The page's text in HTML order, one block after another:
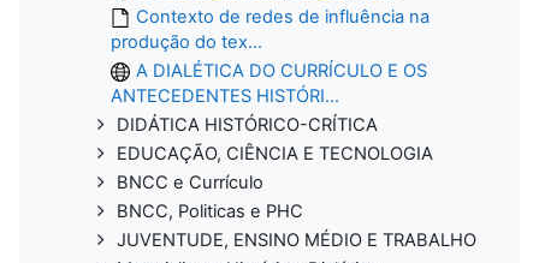
Contexto de redes de influência na
produção do tex...
A DIALÉTICA DO CURRÍCULO E OS
ANTECEDENTES HISTÓRI...
DIDÁTICA HISTÓRICO-CRÍTICA
EDUCAÇÃO, CIÊNCIA E TECNOLOGIA
BNCC e Currículo
BNCC, Politicas e PHC
JUVENTUDE, ENSINO MÉDIO E TRABALHO